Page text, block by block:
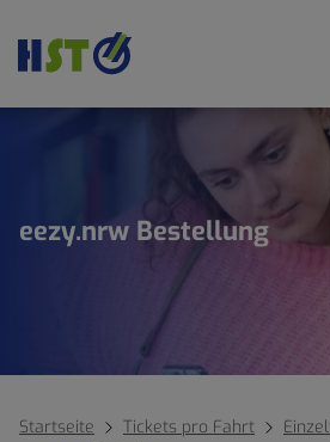
eezy.nrw Bestellung
Startseite Tickets pro Fahrt